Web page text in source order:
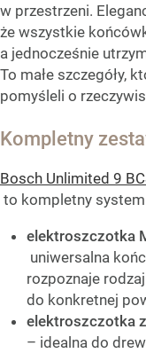
w przestrzeni.
że wszystkie
a jednocześnie
To małe szczegóły,
pomyśleli o
Kompletny
Bosch Unlimited 9
to kompletny
elektroszczotka
uniwersalna
rozpoznaje
do konkretnej
elektroszczotka
– idealna do